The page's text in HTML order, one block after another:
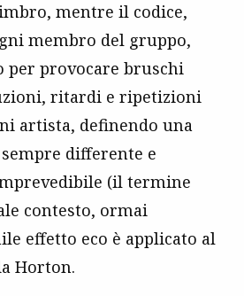
mentre il codice,
membro del gruppo,
per provocare bruschi
ritardi e ripetizioni
artista, definendo una
differente e
(il termine
contesto, ormai
effetto eco è applicato al
Horton.